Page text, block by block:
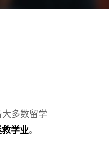
多数留学
学业。